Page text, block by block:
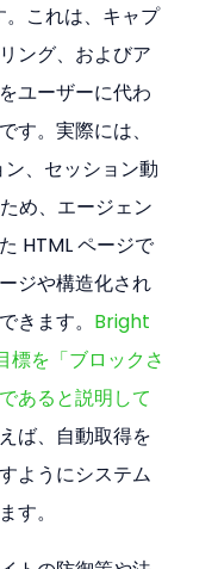
これは、キャプ
ング、およびア
ユーザーに代わ
す。実際には、
、セッション動
め、エージェン
HTML ページで
ジや構造化され
きます。 Bright
を「ブロックさ
あると説明して
ば、自動取得を
ようにシステム
す。